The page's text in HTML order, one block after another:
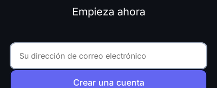
Empieza ahora
Crear una cuenta